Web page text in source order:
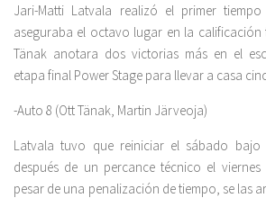
Jari-Matti Latvala realizó el primer
aseguraba el octavo lugar en la
Tänak anotara dos victorias más en el
etapa final Power Stage para llevar a casa
-Auto 8 (Ott Tänak, Martin Järveoja)
Latvala tuvo que reiniciar el sábado bajo
después de un percance técnico el
pesar de una penalización de tiempo, se las